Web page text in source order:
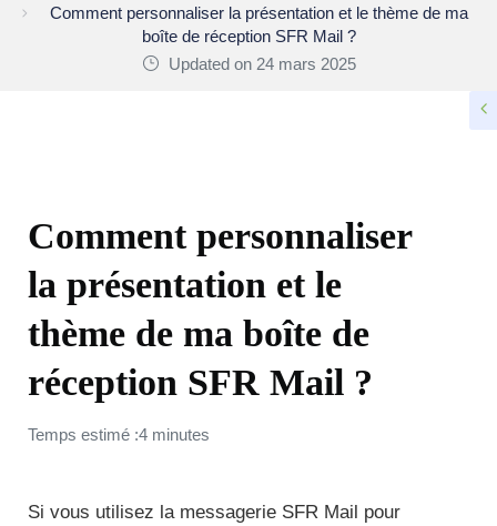
Comment personnaliser la présentation et le thème de ma
boîte de réception SFR Mail ?
Updated on 24 mars 2025
Comment personnaliser
la présentation et le
thème de ma boîte de
réception SFR Mail ?
Temps estimé :4 minutes
Si vous utilisez la messagerie SFR Mail pour